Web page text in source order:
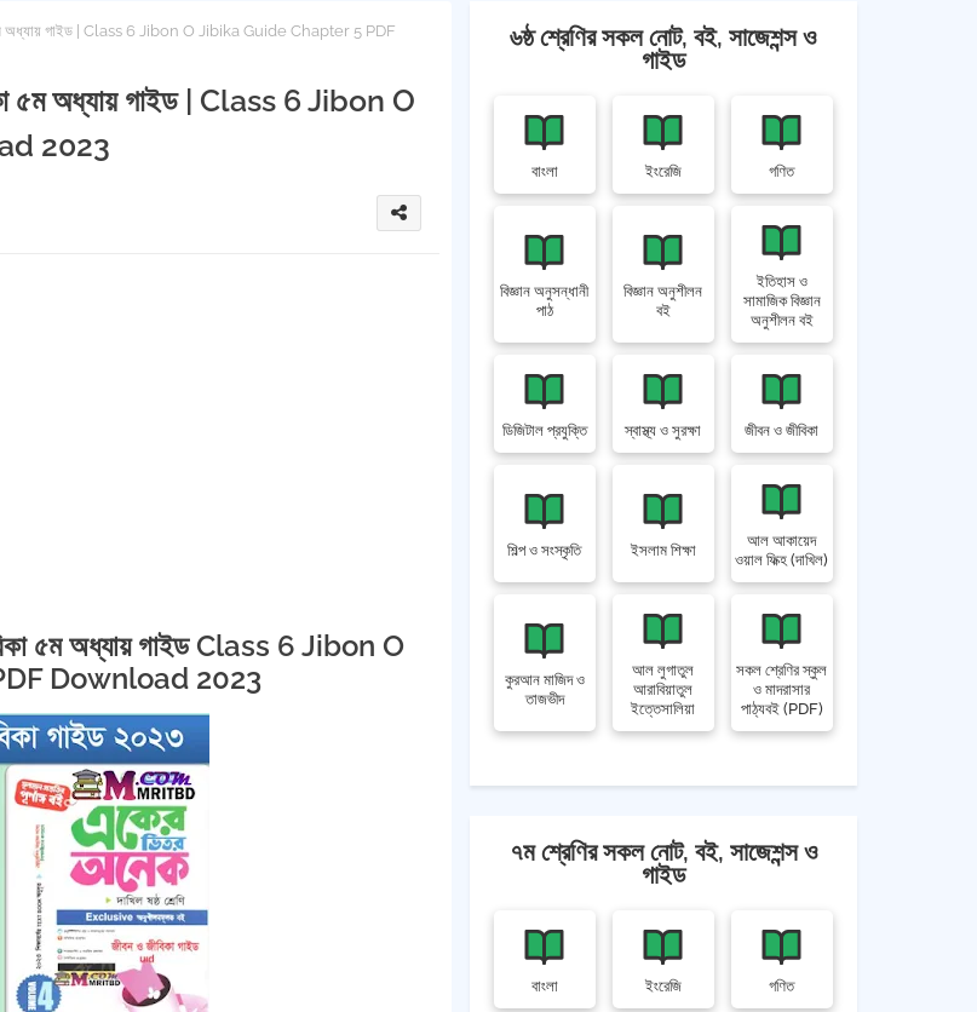
৫ম অধ্যায় গাইড | Class 6 Jibon O Jibika Guide Chapter 5 PDF
৫ম অধ্যায় গাইড | Class 6 Jibon O
2023
৫ম অধ্যায় গাইড Class 6 Jibon O
Download 2023
৬ষ্ঠ শ্রেণির সকল নোট, বই, সাজেশন্স ও
গাইড
বাংলা ইংরেজি গণিত
বিজ্ঞান অনুসন্ধানী
পাঠ
বিজ্ঞান অনুশীলন
বই
ইতিহাস ও
সামাজিক বিজ্ঞান
অনুশীলন বই
ডিজিটাল প্রযুক্তি স্বাস্থ্য ও সুরক্ষা জীবন ও জীবিকা
শিল্প ও সংস্কৃতি ইসলাম শিক্ষা
আল আকায়েদ
ওয়াল ফিক্হ (দাখিল)
কুরআন মাজিদ ও
তাজভীদ
আল লুগাতুল
আরাবিয়াতুল
ইত্তেসালিয়া
সকল শ্রেণির স্কুল
ও মাদরাসার
পাঠ্যবই (PDF)
৭ম শ্রেণির সকল নোট, বই, সাজেশন্স ও
গাইড
বাংলা ইংরেজি গণিত